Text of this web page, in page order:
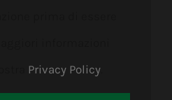
Privacy Policy.